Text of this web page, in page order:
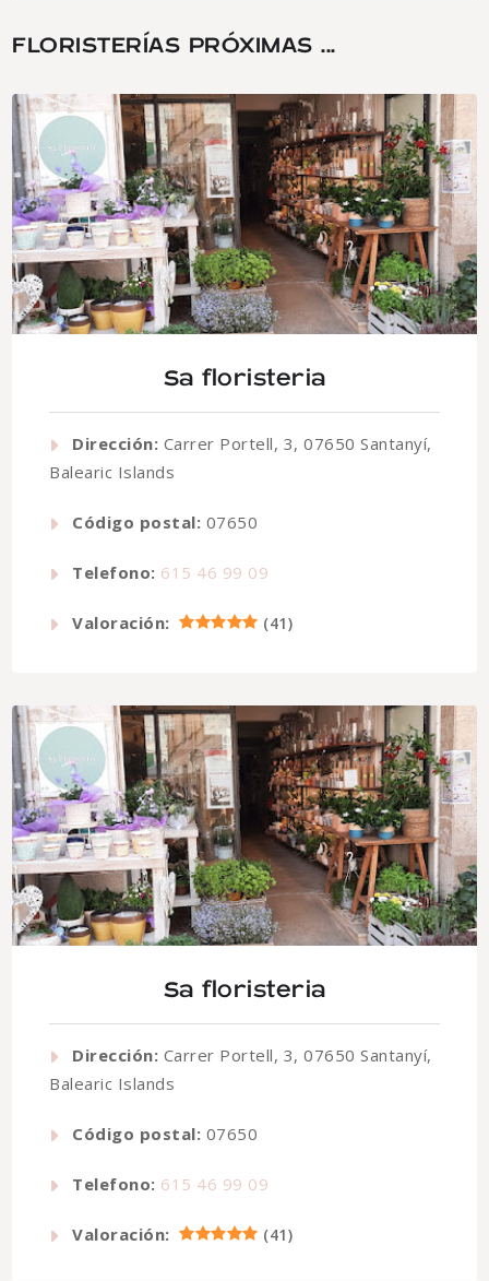
FLORISTERÍAS PRÓXIMAS ...
Sa floristeria
Dirección: Carrer Portell, 3, 07650 Santanyí,
Balearic Islands
Código postal: 07650
Telefono: 615 46 99 09
Valoración: (41)
Sa floristeria
Dirección: Carrer Portell, 3, 07650 Santanyí,
Balearic Islands
Código postal: 07650
Telefono: 615 46 99 09
Valoración: (41)